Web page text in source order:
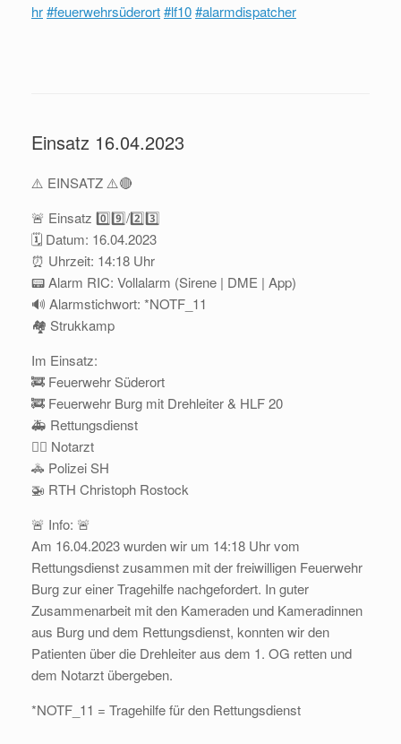
hr#feuerwehrsüderort#lf10#alarmdispatcher
Einsatz 16.04.2023
⚠️ EINSATZ ⚠️🔴
🚨 Einsatz 0️⃣9️⃣/2️⃣3️⃣
🗓 Datum: 16.04.2023
⏰ Uhrzeit: 14:18 Uhr
📟 Alarm RIC: Vollalarm (Sirene | DME | App)
🔊 Alarmstichwort: *NOTF_11
🏘 Strukkamp
Im Einsatz:
🚒 Feuerwehr Süderort
🚒 Feuerwehr Burg mit Drehleiter & HLF 20
🚑 Rettungsdienst
👨‍⚕️ Notarzt
🚓 Polizei SH
🚁 RTH Christoph Rostock
🚨 Info: 🚨
Am 16.04.2023 wurden wir um 14:18 Uhr vom
Rettungsdienst zusammen mit der freiwilligen Feuerwehr
Burg zur einer Tragehilfe nachgefordert. In guter
Zusammenarbeit mit den Kameraden und Kameradinnen
aus Burg und dem Rettungsdienst, konnten wir den
Patienten über die Drehleiter aus dem 1. OG retten und
dem Notarzt übergeben.
*NOTF_11 = Tragehilfe für den Rettungsdienst